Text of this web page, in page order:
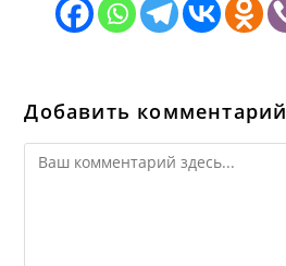
Добавить комментарий